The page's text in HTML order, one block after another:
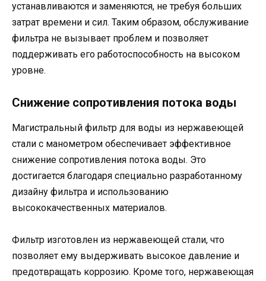
устанавливаются и заменяются, не требуя больших
затрат времени и сил. Таким образом, обслуживание
фильтра не вызывает проблем и позволяет
поддерживать его работоспособность на высоком
уровне.
Снижение сопротивления потока воды
Магистральный фильтр для воды из нержавеющей
стали с манометром обеспечивает эффективное
снижение сопротивления потока воды. Это
достигается благодаря специально разработанному
дизайну фильтра и использованию
высококачественных материалов.
Фильтр изготовлен из нержавеющей стали, что
позволяет ему выдерживать высокое давление и
предотвращать коррозию. Кроме того, нержавеющая